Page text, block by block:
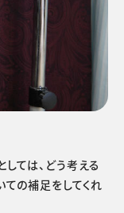
ては、どう考える
の補足をしてくれ